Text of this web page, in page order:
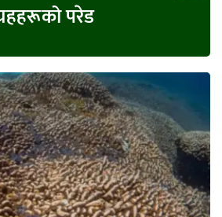
परेड